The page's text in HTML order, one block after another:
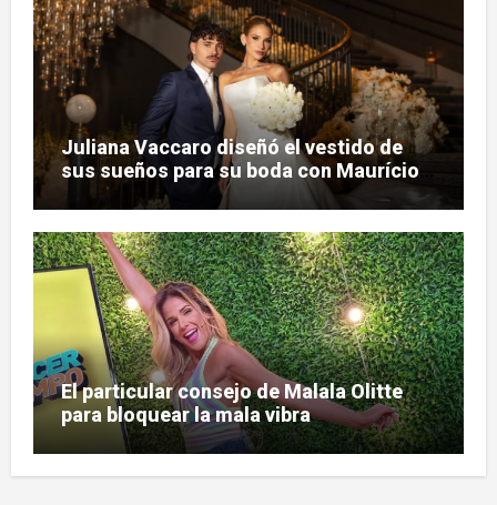
Juliana Vaccaro diseñó el vestido de
sus sueños para su boda con Maurício
Prado
El particular consejo de Malala Olitte
para bloquear la mala vibra